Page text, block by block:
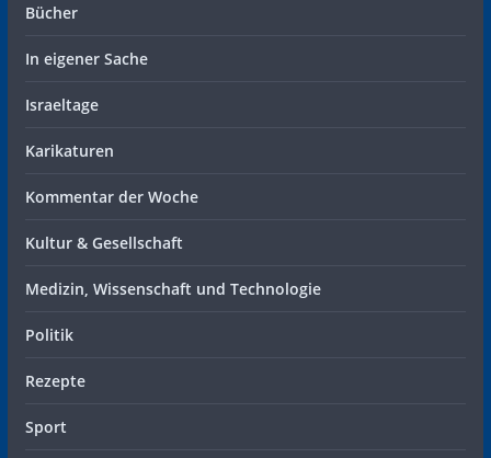
Bücher
In eigener Sache
Israeltage
Karikaturen
Kommentar der Woche
Kultur & Gesellschaft
Medizin, Wissenschaft und Technologie
Politik
Rezepte
Sport